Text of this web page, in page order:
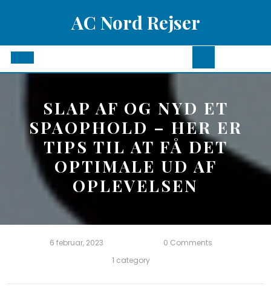
AC Nord Rejser
Open
Button
SLAP AF OG NYD ET
SPAOPHOLD – HER ER
TIPS TIL AT FÅ DET
OPTIMALE UD AF
OPLEVELSEN
6 februar, 2023
0 Comments
1 category